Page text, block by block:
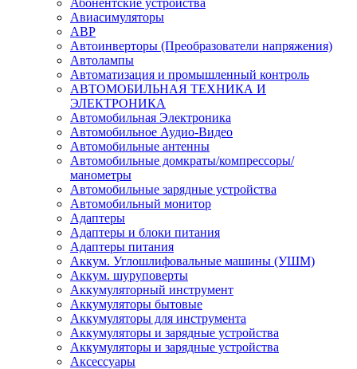
Авиасимуляторы
АВР
Автоинверторы (Преобразователи напряжения)
Автолампы
Автоматизация и промышленный контроль
АВТОМОБИЛЬНАЯ ТЕХНИКА И
ЭЛЕКТРОНИКА
Автомобильная Электроника
Автомобильное Аудио-Видео
Автомобильные антенны
Автомобильные домкраты/компрессоры/
манометры
Автомобильные зарядные устройства
Автомобильный монитор
Адаптеры
Адаптеры и блоки питания
Адаптеры питания
Аккум. Углошлифовальные машины (УШМ)
Аккум. шуруповерты
Аккумуляторный инструмент
Аккумуляторы бытовые
Аккумуляторы для инструмента
Аккумуляторы и зарядные устройства
Аккумуляторы и зарядные устройства
Аксессуары